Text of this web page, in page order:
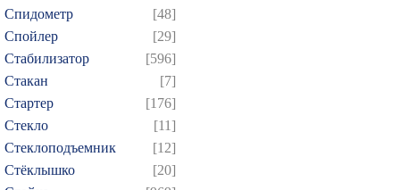
Спидометр
[48]
Спойлер
[29]
Стабилизатор
[596]
Стакан
[7]
Стартер
[176]
Стекло
[11]
Стеклоподъемник
[12]
Стёклышко
[20]